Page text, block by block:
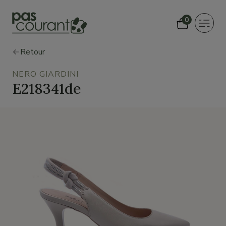
0
Toggle
Retour
NERO GIARDINI
E218341de